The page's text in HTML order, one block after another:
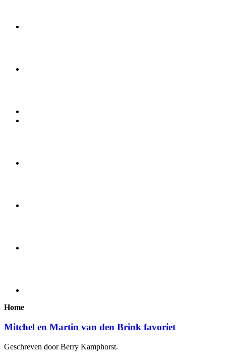
Home
Mitchel en Martin van den Brink favoriet
Geschreven door Berry Kamphorst.